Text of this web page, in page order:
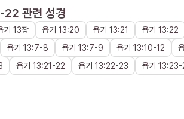
22 관련 성경
기 13장 욥기 13:20 욥기 13:21 욥기 13:22
욥기 13:7-8 욥기 13:7-9 욥기 13:10-12
욥기 13:21 -22 욥기 13:22-23 욥기 13:23-